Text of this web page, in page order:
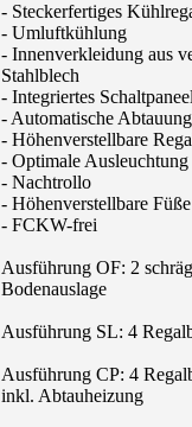
- Steckerfertiges
- Umluftkühlung
- Innenverkleidung aus
Stahlblech
- Integriertes Schaltpaneel
- Automatische
- Höhenverstellbare
- Optimale Ausleuchtung
- Nachtrollo
- Höhenverstellbare Füße
- FCKW-frei
Ausführung OF: 2
Bodenauslage
Ausführung SL: 4
Ausführung CP: 4
inkl. Abtauheizung